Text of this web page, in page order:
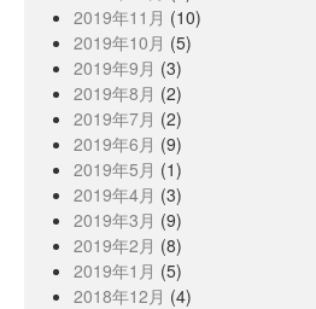
2019年11月 (10)
2019年10月 (5)
2019年9月 (3)
2019年8月 (2)
2019年7月 (2)
2019年6月 (9)
2019年5月 (1)
2019年4月 (3)
2019年3月 (9)
2019年2月 (8)
2019年1月 (5)
2018年12月 (4)